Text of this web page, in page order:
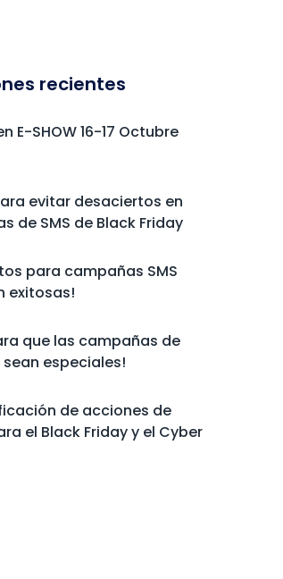
recientes
E-SHOW 16-17 Octubre
evitar desaciertos en
de SMS de Black Friday
para campañas SMS
exitosas!
que las campañas de
especiales!
de acciones de
el Black Friday y el Cyber